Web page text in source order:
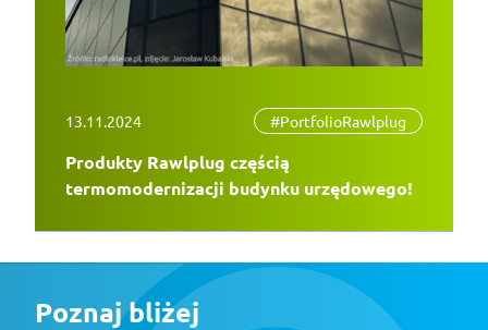
13.11.2024 #PortfolioRawlplug
Produkty Rawlplug częścią
termomodernizacji budynku urzędowego!
Poznaj bliżej